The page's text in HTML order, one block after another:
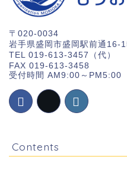
〒020-0034
岩手県盛岡市盛岡駅前通16-
TEL 019-613-3457（代）
FAX 019-613-3458
受付時間 AM9:00～PM5:00
Contents